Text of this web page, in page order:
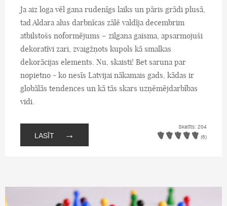
Ja aiz loga vēl gana rudenīgs laiks un pāris grādi plusā,
tad Aldara alus darbnīcas zālē valdīja decembrim
atbilstošs noformējums – zilgana gaisma, apsarmojuši
dekoratīvi zari, zvaigžņots kupols kā smalkas
dekorācijas elements. Nu, skaisti! Bet saruna par
nopietno - ko nesīs Latvijai nākamais gads, kādas ir
globālās tendences un kā tās skars uzņēmējdarbības
vidi.
LASĪT →
Skatīts: 204
(6)